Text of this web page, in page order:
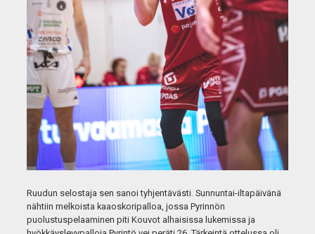
Ruudun selostaja sen sanoi tyhjentävästi. Sunnuntai-iltapäivänä
nähtiin melkoista kaaoskoripalloa, jossa Pyrinnön
puolustuspelaaminen piti Kouvot alhaisissa lukemissa ja